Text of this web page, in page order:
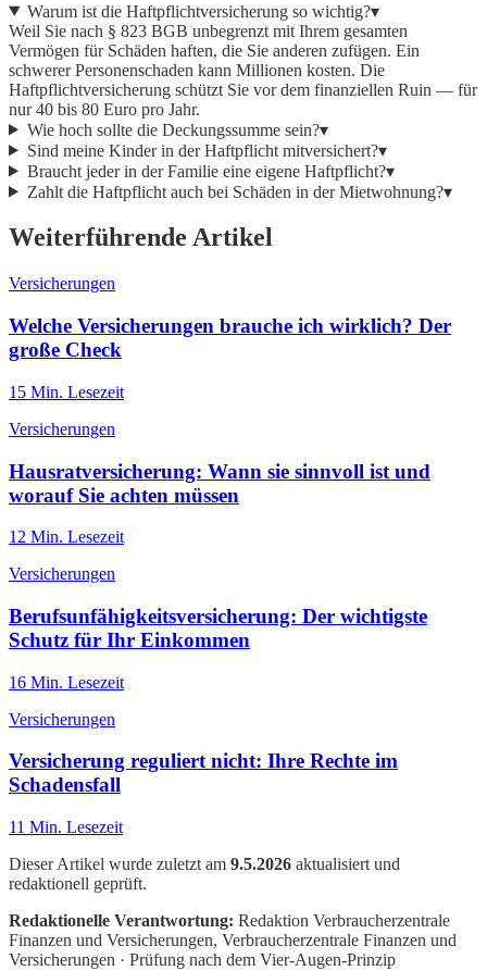
Warum ist die Haftpflichtversicherung so wichtig?▾
Weil Sie nach § 823 BGB unbegrenzt mit Ihrem gesamten
Vermögen für Schäden haften, die Sie anderen zufügen. Ein
schwerer Personenschaden kann Millionen kosten. Die
Haftpflichtversicherung schützt Sie vor dem finanziellen Ruin — für
nur 40 bis 80 Euro pro Jahr.
Wie hoch sollte die Deckungssumme sein?▾
Sind meine Kinder in der Haftpflicht mitversichert?▾
Braucht jeder in der Familie eine eigene Haftpflicht?▾
Zahlt die Haftpflicht auch bei Schäden in der Mietwohnung?▾
Weiterführende Artikel
Versicherungen
Welche Versicherungen brauche ich wirklich? Der
große Check
15 Min. Lesezeit
Versicherungen
Hausratversicherung: Wann sie sinnvoll ist und
worauf Sie achten müssen
12 Min. Lesezeit
Versicherungen
Berufsunfähigkeitsversicherung: Der wichtigste
Schutz für Ihr Einkommen
16 Min. Lesezeit
Versicherungen
Versicherung reguliert nicht: Ihre Rechte im
Schadensfall
11 Min. Lesezeit
Dieser Artikel wurde zuletzt am 9.5.2026 aktualisiert und
redaktionell geprüft.
Redaktionelle Verantwortung: Redaktion Verbraucherzentrale
Finanzen und Versicherungen, Verbraucherzentrale Finanzen und
Versicherungen · Prüfung nach dem Vier-Augen-Prinzip